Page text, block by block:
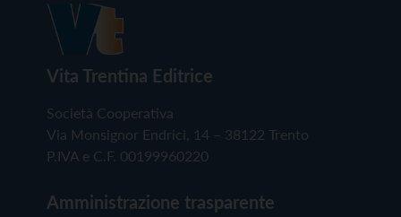
Vita Trentina Editrice
Società Cooperativa
Via Monsignor Endrici, 14 – 38122 Trento
P.IVA e C.F. 00199960220
Amministrazione trasparente